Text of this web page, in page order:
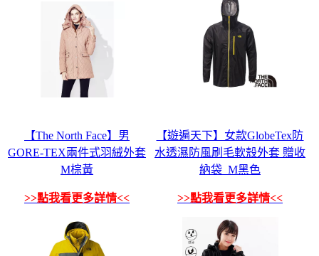
【The North Face】男
GORE-TEX兩件式羽絨外套
M棕黃
>>點我看更多詳情<<
【遊遍天下】女款GlobeTex防
水透濕防風刷毛軟殼外套 贈收
納袋_M黑色
>>點我看更多詳情<<